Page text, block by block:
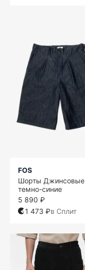
FOS
Шорты Джинсовые
темно-синие
5 890 ₽
1 473 ₽в Сплит